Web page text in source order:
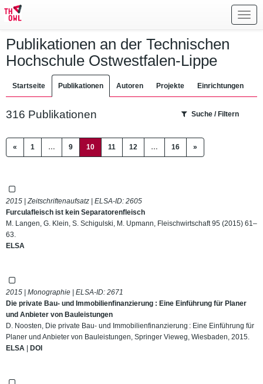
Publikationen an der Technischen
Hochschule Ostwestfalen-Lippe
Startseite Publikationen Autoren Projekte Einrichtungen
316 Publikationen Suche / Filtern
« 1 … 9 10(current)
11 12 … 16 »
2015 | Zeitschriftenaufsatz | ELSA-ID: 2605
Furculafleisch ist kein Separatorenfleisch
M. Langen, G. Klein, S. Schigulski, M. Upmann, Fleischwirtschaft 95 (2015) 61–
63.
ELSA
2015 | Monographie | ELSA-ID: 2671
Die private Bau- und Immobilienfinanzierung : Eine Einführung für Planer
und Anbieter von Bauleistungen
D. Noosten, Die private Bau- und Immobilienfinanzierung : Eine Einführung für
Planer und Anbieter von Bauleistungen, Springer Vieweg, Wiesbaden, 2015.
ELSA | DOI